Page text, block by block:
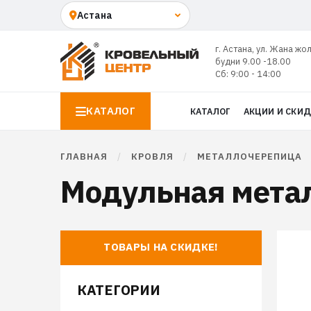
г. Астана, ул. Жана
будни 9.00 -18.00
Сб: 9:00 - 14:00
КАТАЛОГ КАТАЛОГ АКЦИИ И
ГЛАВНАЯ / КРОВЛЯ / МЕТАЛЛОЧЕРЕПИЦА
Модульная
ТОВАРЫ НА СКИДКЕ!
КАТЕГОРИИ